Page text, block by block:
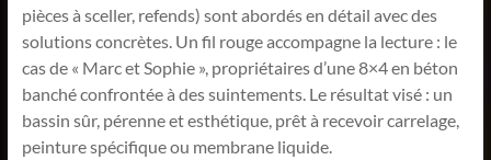
pièces à sceller, refends) sont abordés en détail avec des
solutions concrètes. Un fil rouge accompagne la lecture : le
cas de « Marc et Sophie », propriétaires d’une 8×4 en béton
banché confrontée à des suintements. Le résultat visé : un
bassin sûr, pérenne et esthétique, prêt à recevoir carrelage,
peinture spécifique ou membrane liquide.